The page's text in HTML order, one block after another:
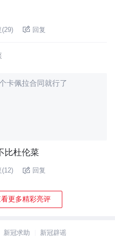
(29) 回复
卡佩拉合同就行了
比杜伦菜
(12) 回复
更多精彩亮评
新冠求助
新冠辟谣